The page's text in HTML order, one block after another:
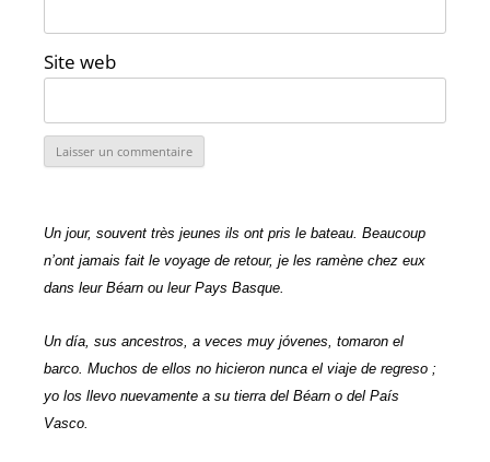
Site web
Un jour, souvent très jeunes ils ont pris le bateau. Beaucoup
n’ont jamais fait le voyage de retour, je les ramène chez eux
dans leur Béarn ou leur Pays Basque.
Un día, sus ancestros, a veces muy jóvenes, tomaron el
barco. Muchos de ellos no hicieron nunca el viaje de regreso ;
yo los llevo nuevamente a su tierra del Béarn o del País
Vasco.